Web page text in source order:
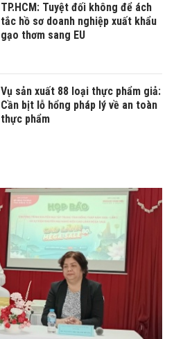
TP.HCM: Tuyệt đối không để ách
tắc hồ sơ doanh nghiệp xuất khẩu
gạo thơm sang EU
Vụ sản xuất 88 loại thực phẩm giả:
Cần bịt lỗ hổng pháp lý về an toàn
thực phẩm